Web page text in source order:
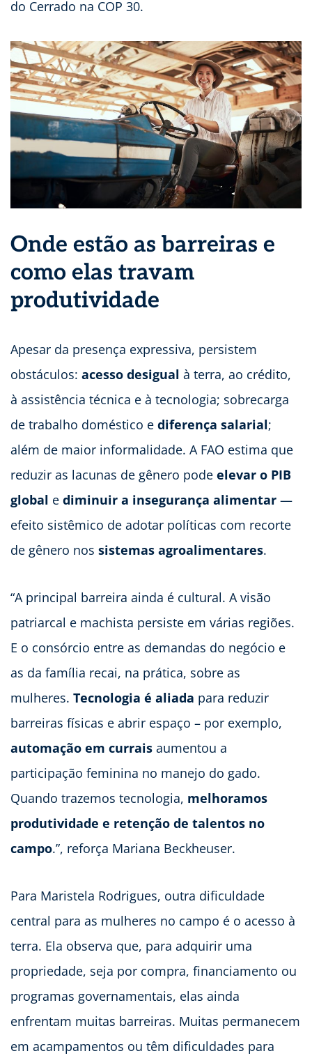
do Cerrado na COP 30.
Onde estão as barreiras e
como elas travam
produtividade
Apesar da presença expressiva, persistem
obstáculos: acesso desigual à terra, ao crédito,
à assistência técnica e à tecnologia; sobrecarga
de trabalho doméstico e diferença salarial;
além de maior informalidade. A FAO estima que
reduzir as lacunas de gênero pode elevar o PIB
global e diminuir a insegurança alimentar —
efeito sistêmico de adotar políticas com recorte
de gênero nos sistemas agroalimentares.
“A principal barreira ainda é cultural. A visão
patriarcal e machista persiste em várias regiões.
E o consórcio entre as demandas do negócio e
as da família recai, na prática, sobre as
mulheres. Tecnologia é aliada para reduzir
barreiras físicas e abrir espaço – por exemplo,
automação em currais aumentou a
participação feminina no manejo do gado.
Quando trazemos tecnologia, melhoramos
produtividade e retenção de talentos no
campo.”, reforça Mariana Beckheuser.
Para Maristela Rodrigues, outra dificuldade
central para as mulheres no campo é o acesso à
terra. Ela observa que, para adquirir uma
propriedade, seja por compra, financiamento ou
programas governamentais, elas ainda
enfrentam muitas barreiras. Muitas permanecem
em acampamentos ou têm dificuldades para